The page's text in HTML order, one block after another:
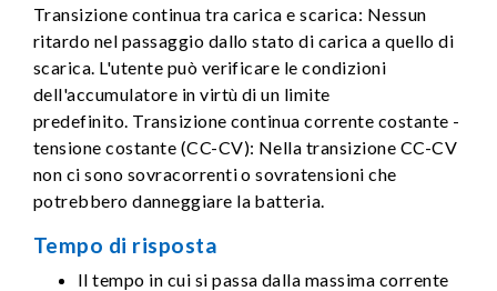
Transizione continua tra carica e scarica: Nessun
ritardo nel passaggio dallo stato di carica a quello di
scarica. L'utente può verificare le condizioni
dell'accumulatore in virtù di un limite
predefinito. Transizione continua corrente costante -
tensione costante (CC-CV): Nella transizione CC-CV
non ci sono sovracorrenti o sovratensioni che
potrebbero danneggiare la batteria.
Tempo di risposta
Il tempo in cui si passa dalla massima corrente